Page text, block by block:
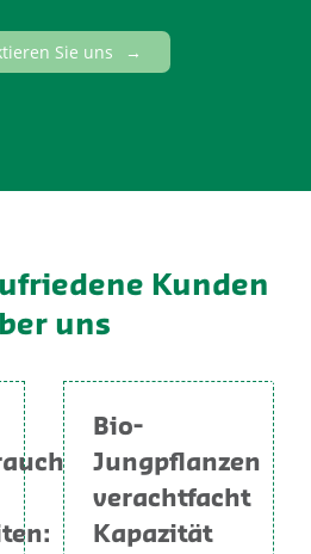
Sie uns
Kunden
uns
Bio-
Jungpflanzen
verachtfacht
Kapazität